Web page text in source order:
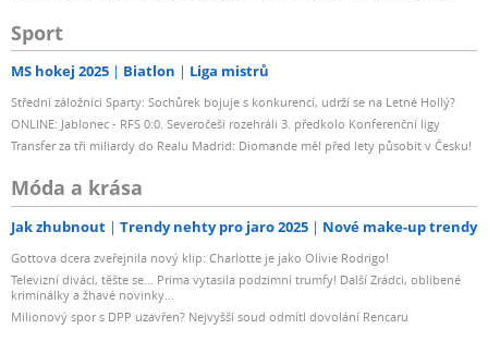
Sport
MS hokej 2025 Biatlon Liga mistrů
Střední záložníci Sparty: Sochůrek bojuje s konkurencí, udrží se na Letné Hollý?
ONLINE: Jablonec - RFS 0:0. Severočeši rozehráli 3. předkolo Konferenční ligy
Transfer za tři miliardy do Realu Madrid: Diomande měl před lety působit v Česku!
Móda a krása
Jak zhubnout Trendy nehty pro jaro 2025 Nové make-up trendy
Gottova dcera zveřejnila nový klip: Charlotte je jako Olivie Rodrigo!
Televizní diváci, těšte se... Prima vytasila podzimní trumfy! Další Zrádci, oblíbené
kriminálky a žhavé novinky...
Milionový spor s DPP uzavřen? Nejvyšší soud odmítl dovolání Rencaru